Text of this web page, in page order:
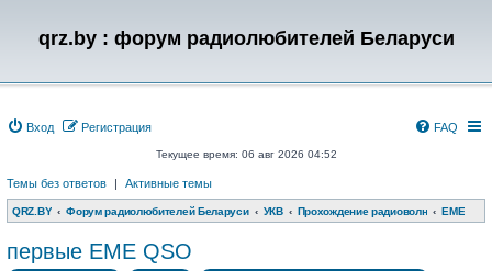
qrz.by : форум радиолюбителей Беларуси
Вход Регистрация FAQ
Текущее время: 06 авг 2026 04:52
Темы без ответов | Активные темы
QRZ.BY Форум радиолюбителей Беларуси УКВ Прохождение радиоволн EME
первые EME QSO